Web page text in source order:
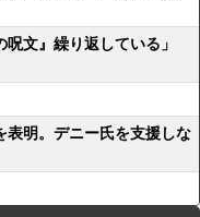
呪文』繰り返している」
表明。デニー氏を支援しな